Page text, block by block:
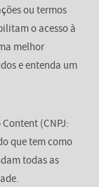
ou termos
o acesso à
melhor
e entenda um
(CNPJ:
que tem como
todas as